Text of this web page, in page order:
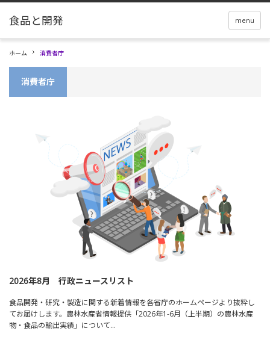
menu
ホーム 消費者庁
消費者庁
2026年8月 行政ニュースリスト
食品開発・研究・製造に関する新着情報を各省庁のホームページより抜粋し
てお届けします。農林水産省情報提供「2026年1-6月（上半期）の農林水産
物・食品の輸出実績」について…